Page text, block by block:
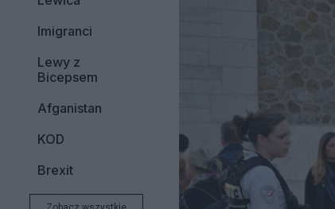
Imigranci
Lewy z
Bicepsem
Afganistan
KOD
Brexit